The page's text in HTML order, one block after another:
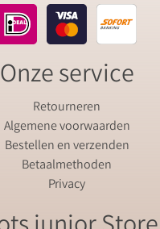
Onze service
Retourneren
Algemene voorwaarden
Bestellen en verzenden
Betaalmethoden
Privacy